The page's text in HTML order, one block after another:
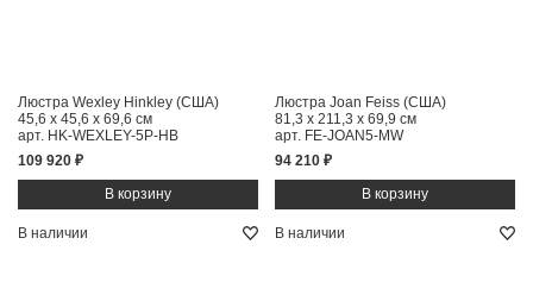
Люстра Wexley Hinkley (США)
45,6 x 45,6 x 69,6 см
арт. HK-WEXLEY-5P-HB
109 920 ₽
Люстра Joan Feiss (США)
81,3 x 211,3 x 69,9 см
арт. FE-JOAN5-MW
94 210 ₽
В наличии В наличии